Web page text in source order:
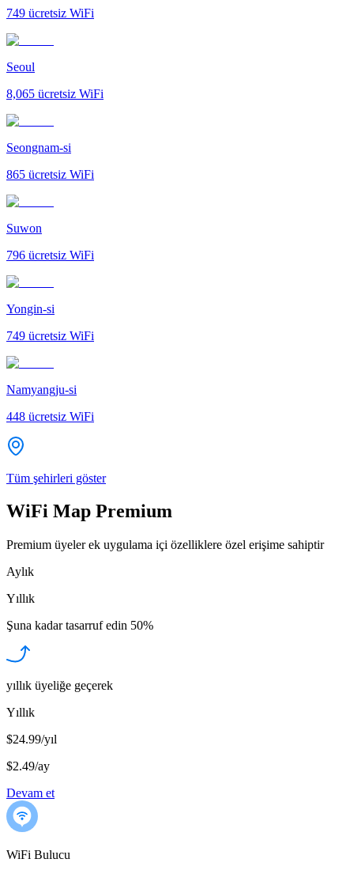
749 ücretsiz WiFi
Seoul
8,065 ücretsiz WiFi
Seongnam-si
865 ücretsiz WiFi
Suwon
796 ücretsiz WiFi
Yongin-si
749 ücretsiz WiFi
Namyangju-si
448 ücretsiz WiFi
Tüm şehirleri göster
WiFi Map Premium
Premium üyeler ek uygulama içi özelliklere özel erişime sahiptir
Aylık
Yıllık
Şuna kadar tasarruf edin 50%
yıllık üyeliğe geçerek
Yıllık
$24.99/yıl
$2.49/ay
Devam et
WiFi Bulucu